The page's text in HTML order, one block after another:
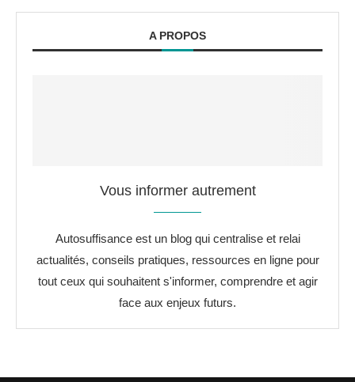
A PROPOS
Vous informer autrement
Autosuffisance est un blog qui centralise et relai
actualités, conseils pratiques, ressources en ligne pour
tout ceux qui souhaitent s'informer, comprendre et agir
face aux enjeux futurs.